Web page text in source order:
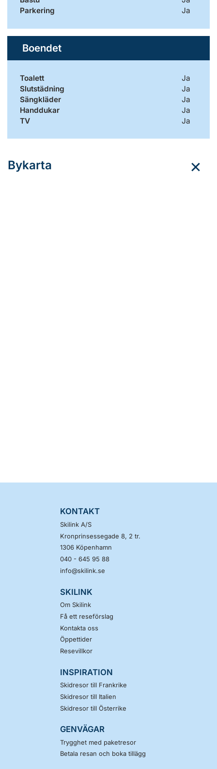
Parkering
Ja
Boendet
Toalett
Ja
Slutstädning
Ja
Sängkläder
Ja
Handdukar
Ja
TV
Ja
Bykarta
KONTAKT
Skilink A/S
Kronprinsessegade 8, 2 tr.
1306 Köpenhamn
040 - 645 95 88
info@skilink.se
SKILINK
Om Skilink
Få ett reseförslag
Kontakta oss
Öppettider
Resevillkor
INSPIRATION
Skidresor till Frankrike
Skidresor till Italien
Skidresor till Österrike
GENVÄGAR
Trygghet med paketresor
Betala resan och boka tillägg